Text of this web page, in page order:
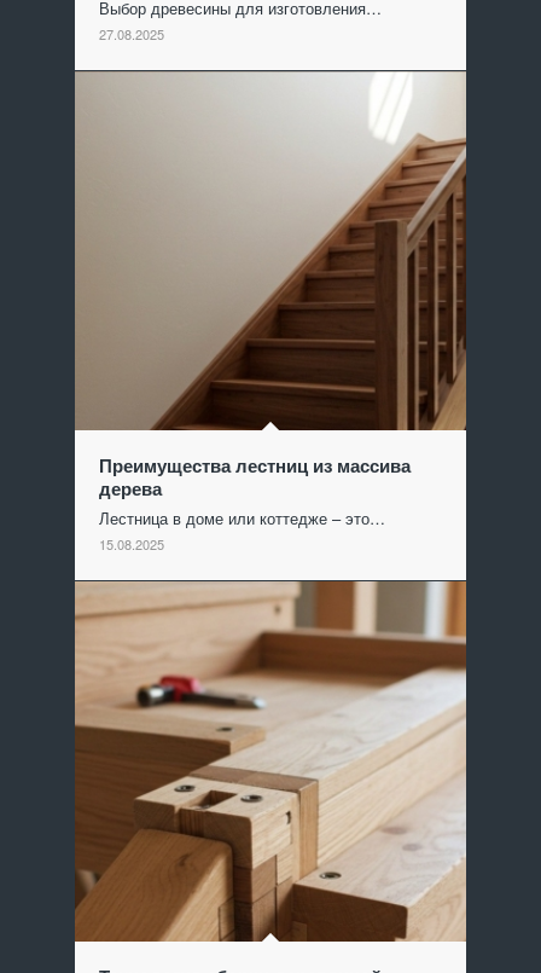
Выбор древесины для изготовления…
27.08.2025
Преимущества лестниц из массива
дерева
Лестница в доме или коттедже – это…
15.08.2025